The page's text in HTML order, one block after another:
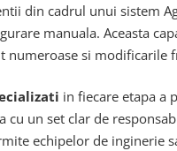
din cadrul unui sistem
manuala. Aceasta
numeroase si modificarile
in fiecare etapa a
un set clar de
echipelor de inginerie